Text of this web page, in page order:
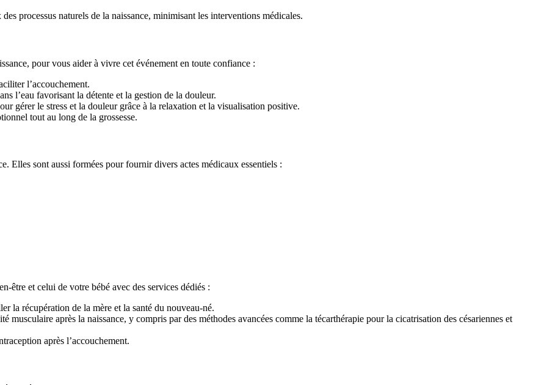
processus naturels de la naissance, minimisant les interventions médicales.
pour vous aider à vivre cet événement en toute confiance :
l’accouchement.
l’eau favorisant la détente et la gestion de la douleur.
gérer le stress et la douleur grâce à la relaxation et la visualisation positive.
tout au long de la grossesse.
Elles sont aussi formées pour fournir divers actes médicaux essentiels :
être et celui de votre bébé avec des services dédiés :
la récupération de la mère et la santé du nouveau-né.
musculaire après la naissance, y compris par des méthodes avancées comme la técarthérapie pour la cicatrisation des césariennes et
après l’accouchement.